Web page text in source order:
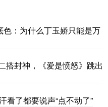
：为什么丁玉娇只能是万
搭封神，《爱是愤怒》跳出
看了都要说声“点不动了”